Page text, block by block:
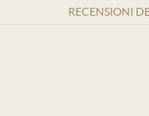
RECENSIONI